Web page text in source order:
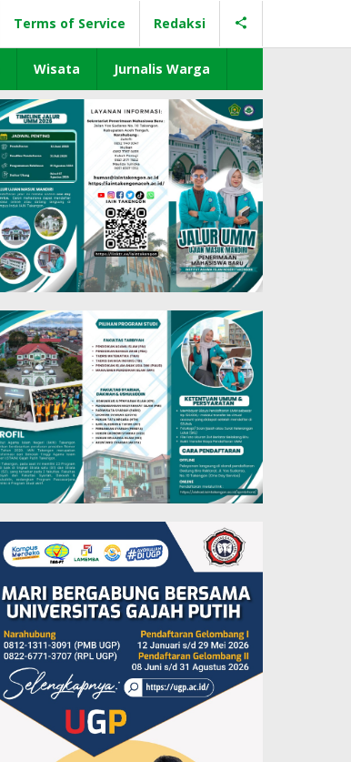
Terms of Service Redaksi
Wisata Jurnalis Warga